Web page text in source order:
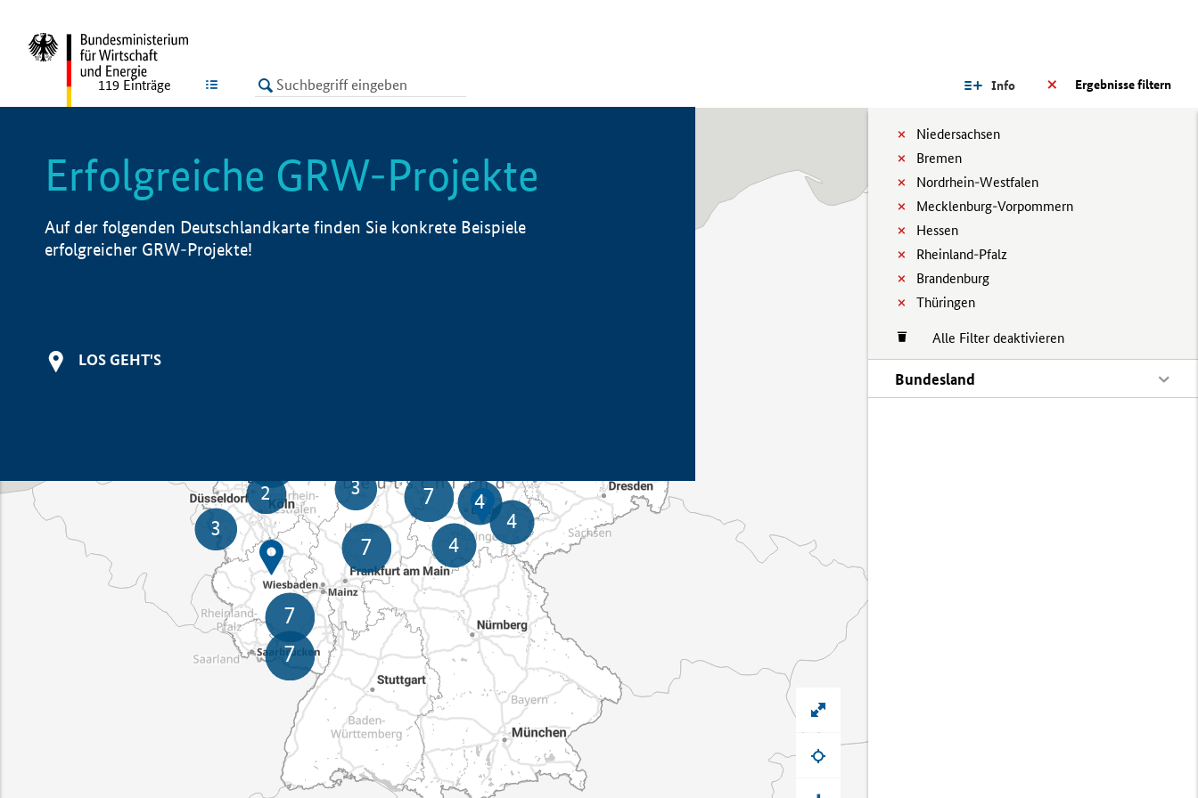
LISTE Ergebnisse filtern
Info
Niedersachsen
Bremen
Nordrhein-Westfalen
Mecklenburg-Vorpommern
Hessen
Rheinland-Pfalz
Brandenburg
Thüringen
Alle Filter deaktivieren
Bundesland
119 Einträge
Erfolgreiche GRW-Projekte
Auf der folgenden Deutschlandkarte finden Sie konkrete Beispiele
erfolgreicher GRW-Projekte!
LOS GEHT'S